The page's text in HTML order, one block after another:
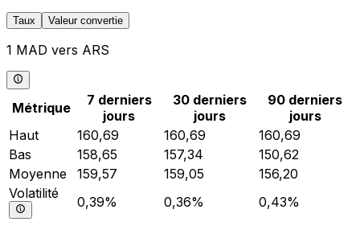
Taux Valeur convertie
1 MAD vers ARS
Métrique
7 derniers
jours
30 derniers
jours
90 derniers
jours
Haut
160,69 160,69
160,69
Bas
158,65 157,34
150,62
Moyenne
159,57 159,05
156,20
Volatilité
0,39% 0,36% 0,43%